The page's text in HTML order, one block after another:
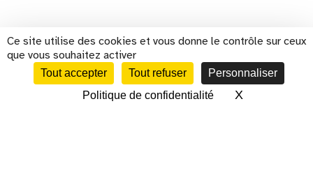
Ce site utilise des cookies et vous donne le contrôle sur ceux
que vous souhaitez activer
Tout accepter Tout refuser
Personnaliser
Politique de confidentialité
XMasquer le
CALENDRIER